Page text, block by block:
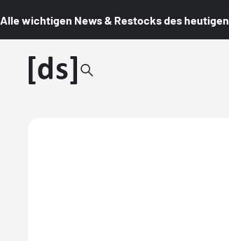
Alle wichtigen News & Restocks des heutigen